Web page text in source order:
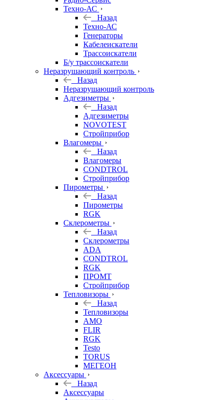
Техно-АС
Назад
Техно-АС
Генераторы
Кабелеискатели
Трассоискатели
Б/у трассоискатели
Неразрушающий контроль
Назад
Неразрушающий контроль
Адгезиметры
Назад
Адгезиметры
NOVOTEST
Стройприбор
Влагомеры
Назад
Влагомеры
CONDTROL
Стройприбор
Пирометры
Назад
Пирометры
RGK
Склерометры
Назад
Склерометры
ADA
CONDTROL
RGK
ПРОМТ
Стройприбор
Тепловизоры
Назад
Тепловизоры
AMO
FLIR
RGK
Testo
TORUS
МЕГЕОН
Аксессуары
Назад
Аксессуары